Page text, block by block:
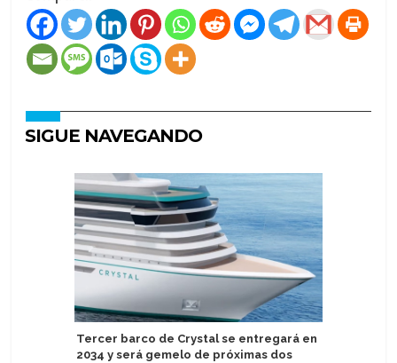
SIGUE NAVEGANDO
Tercer barco de Crystal se entregará en
2034 y será gemelo de próximas dos